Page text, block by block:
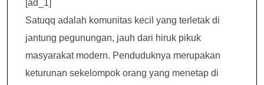
[ad_1]
Satuqq adalah komunitas kecil yang terletak di
jantung pegunungan, jauh dari hiruk pikuk
masyarakat modern. Penduduknya merupakan
keturunan sekelompok orang yang menetap di